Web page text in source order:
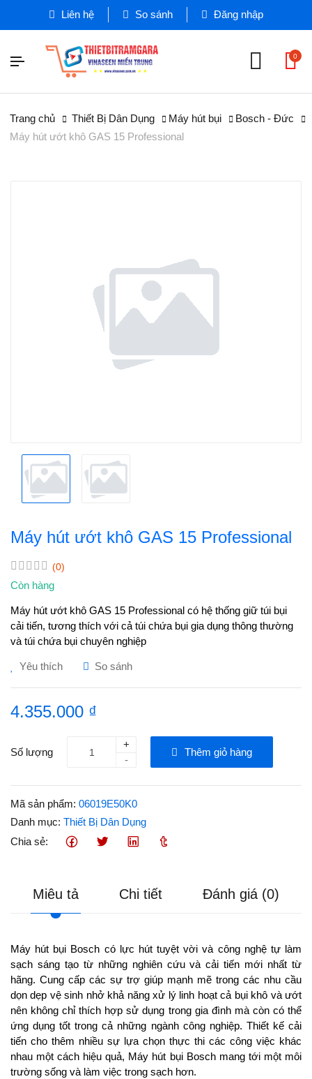
Liên hệ So sánh Đăng nhập
0
Trang chủ Thiết Bị Dân Dụng Máy hút bụi
Bosch - Đức
Máy hút ướt khô GAS 15 Professional
Máy hút ướt khô GAS 15 Professional
(0)
Còn hàng
Máy hút ướt khô GAS 15 Professional có hệ thống giữ túi bụi
cải tiến, tương thích với cả túi chứa bụi gia dụng thông thường
và túi chứa bụi chuyên nghiệp
Yêu thích So sánh
4.355.000 ₫
Số lượng
+
-
Thêm giỏ hàng
Mã sản phẩm: 06019E50K0
Danh mục: Thiết Bị Dân Dụng
Chia sẻ:
Miêu tả Chi tiết Đánh giá (0)
Máy hút bụi Bosch có lực hút tuyệt vời và công nghệ tự làm
sạch sáng tạo từ những nghiên cứu và cải tiến mới nhất từ
hãng. Cung cấp các sự trợ giúp mạnh mẽ trong các nhu cầu
dọn dẹp vệ sinh nhở khả năng xử lý linh hoạt cả bụi khô và ướt
nên không chỉ thích hợp sử dụng trong gia đình mà còn có thể
ứng dụng tốt trong cả những ngành công nghiệp. Thiết kế cải
tiến cho thêm nhiều sự lựa chọn thực thi các công việc khác
nhau một cách hiệu quả, Máy hút bụi Bosch mang tới một môi
trường sống và làm việc trong sạch hơn.